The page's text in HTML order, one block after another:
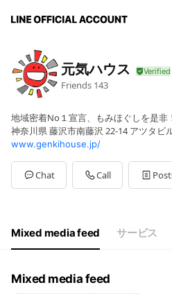
元気ハウス
Friends 143
地域密着No１宣言、もみほぐしを是非
神奈川県 藤沢市南藤沢 22-14 アツタビ
www.genkihouse.jp/
Chat Call
Mixed media feed サービス
Mixed media feed